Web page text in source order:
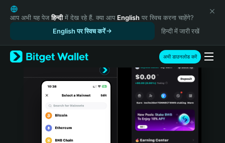
English
日本語
Русский
Español (Latinoamérica)
Türkçe
Português (Portugal)
आप अभी यह पेजहिन्दीमें देख रहे हैं. क्या आप English पर स्विच करना चाहेंगे?
English पर स्विच करें
हिन्दी में जारी रखें
अभी डाउनलोड करें